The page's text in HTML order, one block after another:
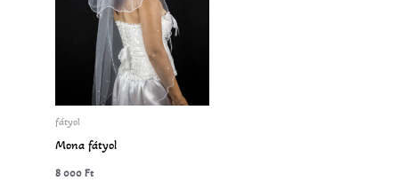
fátyol
Mona fátyol
8 000Ft